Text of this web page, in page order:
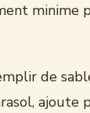
minime
de
ajoute